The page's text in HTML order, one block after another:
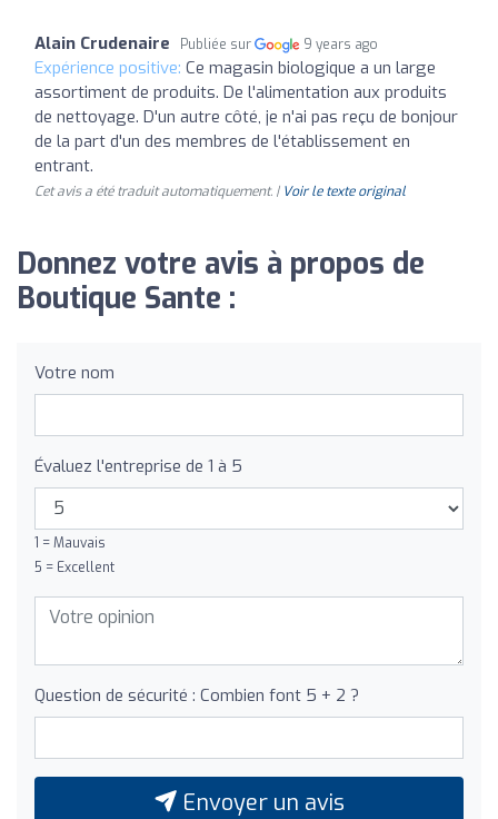
Alain Crudenaire Publiée sur 9 years ago
Expérience positive: Ce magasin biologique a un large
assortiment de produits. De l'alimentation aux produits
de nettoyage. D'un autre côté, je n'ai pas reçu de bonjour
de la part d'un des membres de l'établissement en
entrant.
Cet avis a été traduit automatiquement. | Voir le texte original
Donnez votre avis à propos de
Boutique Sante :
Votre nom
Évaluez l'entreprise de 1 à 5
1 = Mauvais
5 = Excellent
Question de sécurité : Combien font 5 + 2 ?
Envoyer un avis